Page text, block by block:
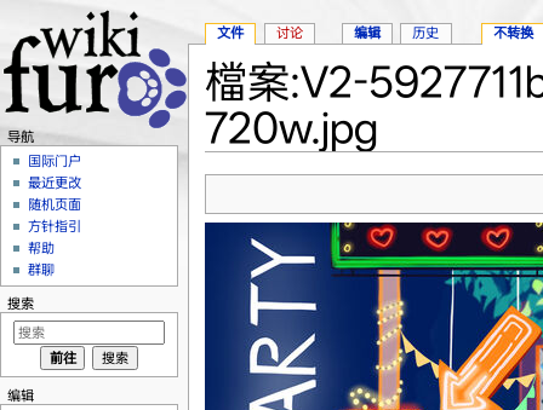
檔案:V2-
720w.jpg
文件 讨论 编辑 历史 不转换
导航
国际门户
最近更改
随机页面
方针指引
帮助
群聊
搜索
编辑